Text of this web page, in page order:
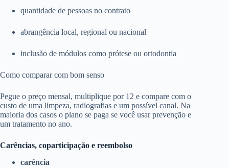
quantidade de pessoas no contrato
abrangência local, regional ou nacional
inclusão de módulos como prótese ou ortodontia
Como comparar com bom senso
Pegue o preço mensal, multiplique por 12 e compare com o
custo de uma limpeza, radiografias e um possível canal. Na
maioria dos casos o plano se paga se você usar prevenção e
um tratamento no ano.
Carências, coparticipação e reembolso
carência